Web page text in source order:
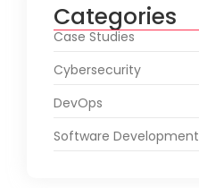
Categories
Case Studies
Cybersecurity
DevOps
Software Development